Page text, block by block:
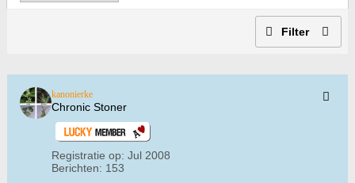
Filter
kanonierke
Chronic Stoner
Registratie op: Jul 2008
Berichten: 153